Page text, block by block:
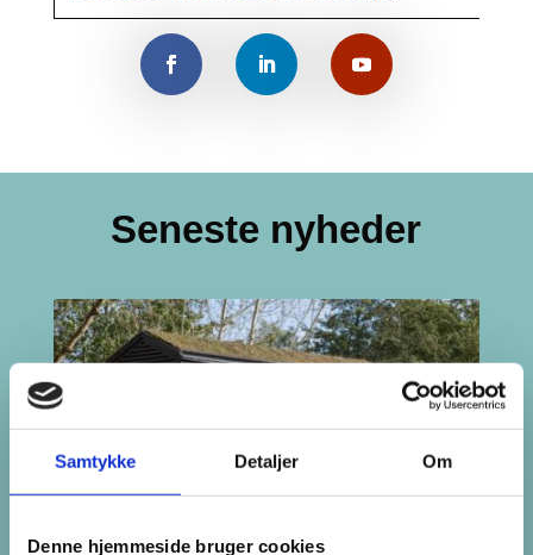
Samtykke Detaljer Om
Denne hjemmeside bruger cookies
Seneste nyheder